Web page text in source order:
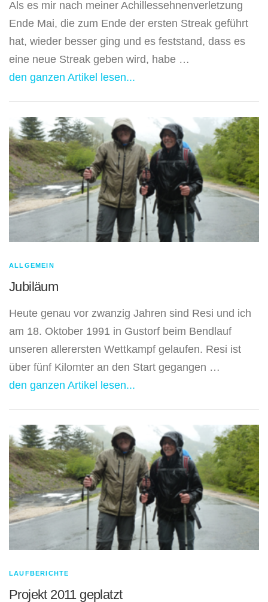
Als es mir nach meiner Achillessehnenverletzung
Ende Mai, die zum Ende der ersten Streak geführt
hat, wieder besser ging und es feststand, dass es
eine neue Streak geben wird, habe …
den ganzen Artikel lesen...
ALLGEMEIN
Jubiläum
Heute genau vor zwanzig Jahren sind Resi und ich
am 18. Oktober 1991 in Gustorf beim Bendlauf
unseren allerersten Wettkampf gelaufen. Resi ist
über fünf Kilomter an den Start gegangen …
den ganzen Artikel lesen...
LAUFBERICHTE
Projekt 2011 geplatzt